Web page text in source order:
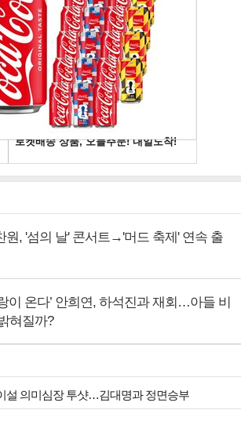
원, '섬의 날' 콘서트→'머드 축제' 연속 출
이 온다’ 안희연, 하석진과 재회…아들 비
혀질까?
설 의미심장 투샷…김대명과 정면승부